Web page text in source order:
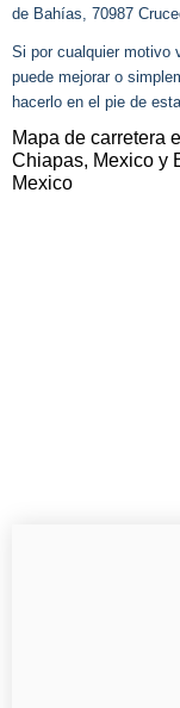
de Bahías, 70987
Si por cualquier motivo
puede mejorar o
hacerlo en el pie de
Mapa de carretera
Chiapas, Mexico y
Mexico